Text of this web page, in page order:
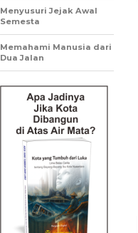
Menyusuri Jejak Awal
Semesta
Memahami Manusia dari
Dua Jalan